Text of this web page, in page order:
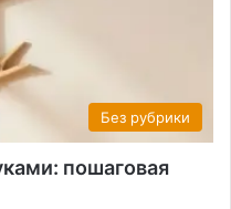
Без рубрики
пошаговая